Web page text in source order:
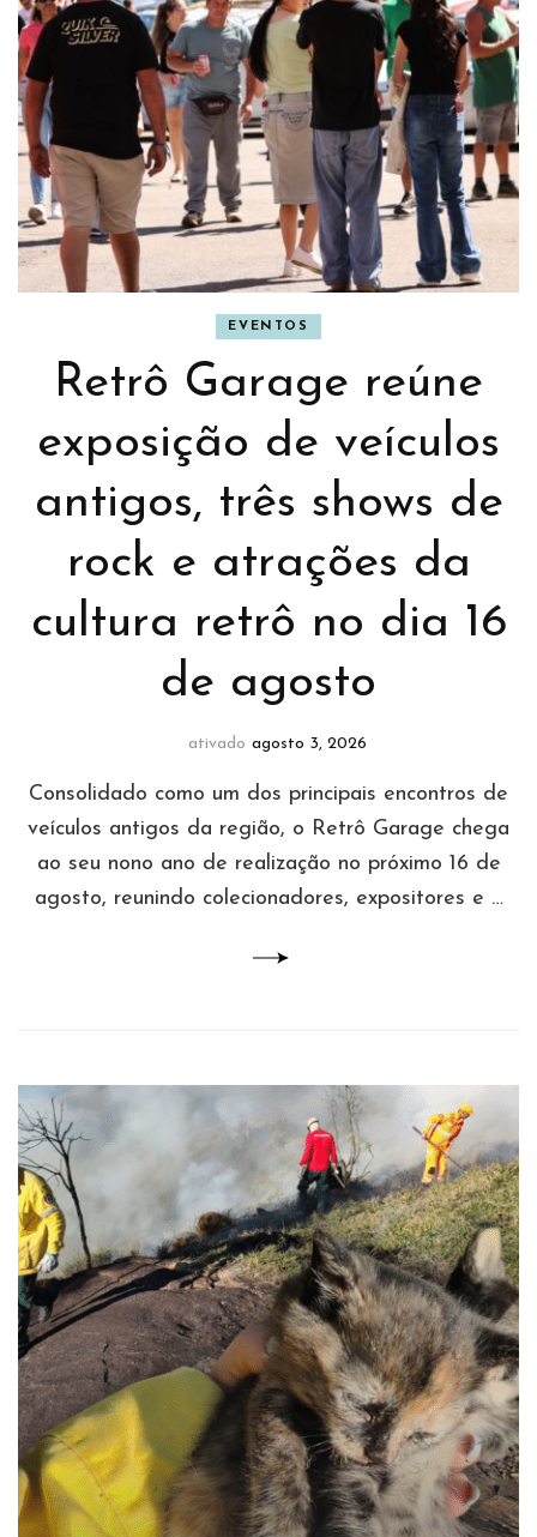
EVENTOS
Retrô Garage reúne
exposição de veículos
antigos, três shows de
rock e atrações da
cultura retrô no dia 16
de agosto
ativado agosto 3, 2026
Consolidado como um dos principais encontros de
veículos antigos da região, o Retrô Garage chega
ao seu nono ano de realização no próximo 16 de
agosto, reunindo colecionadores, expositores e …